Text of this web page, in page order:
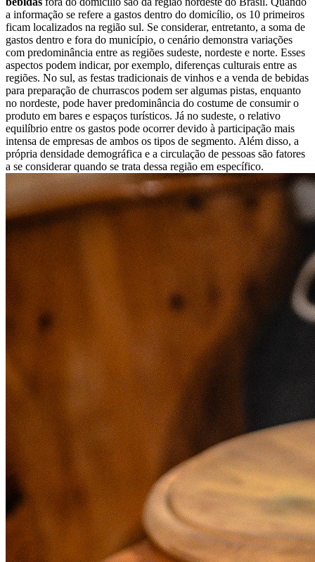
a informação se refere a gastos dentro do domicílio, os 10 primeiros
ficam localizados na região sul. Se considerar, entretanto, a soma de
gastos dentro e fora do município, o cenário demonstra variações
com predominância entre as regiões sudeste, nordeste e norte. Esses
aspectos podem indicar, por exemplo, diferenças culturais entre as
regiões. No sul, as festas tradicionais de vinhos e a venda de bebidas
para preparação de churrascos podem ser algumas pistas, enquanto
no nordeste, pode haver predominância do costume de consumir o
produto em bares e espaços turísticos. Já no sudeste, o relativo
equilíbrio entre os gastos pode ocorrer devido à participação mais
intensa de empresas de ambos os tipos de segmento. Além disso, a
própria densidade demográfica e a circulação de pessoas são fatores
a se considerar quando se trata dessa região em específico.